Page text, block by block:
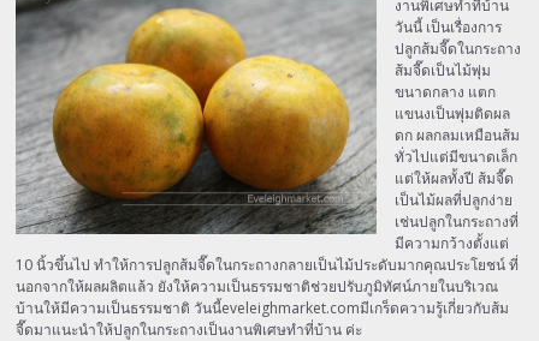
งานพิเศษทำที่บ้าน
วันนี้ เป็นเรื่องการ
ปลูกส้มจี๊ดในกระถาง
ส้มจี๊ดเป็นไม้พุ่ม
ขนาดกลาง แตก
แขนงเป็นพุ่มติดผล
ดก ผลกลมเหมือนส้ม
ทั่วไปแต่มีขนาดเล็ก
แต่ให้ผลทั้งปี ส้มจี๊ด
เป็นไม้ผลที่ปลูกง่าย
เช่นปลูกในกระถางที่
มีความกว้างตั้งแต่
10 นิ้วขึ้นไป ทำให้การปลูกส้มจี๊ดในกระถางกลายเป็นไม้ประดับมากคุณประโยชน์ ที่
นอกจากให้ผลผลิตแล้ว ยังให้ความเป็นธรรมชาติช่วยปรับภูมิทัศน์ภายในบริเวณ
บ้านให้มีความเป็นธรรมชาติ วันนี้eveleighmarket.comมีเกร็ดความรู้เกี่ยวกับส้ม
จี๊ดมาแนะนำให้ปลูกในกระถางเป็นงานพิเศษทำที่บ้าน ค่ะ